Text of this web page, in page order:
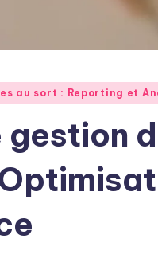
au sort : Reporting et